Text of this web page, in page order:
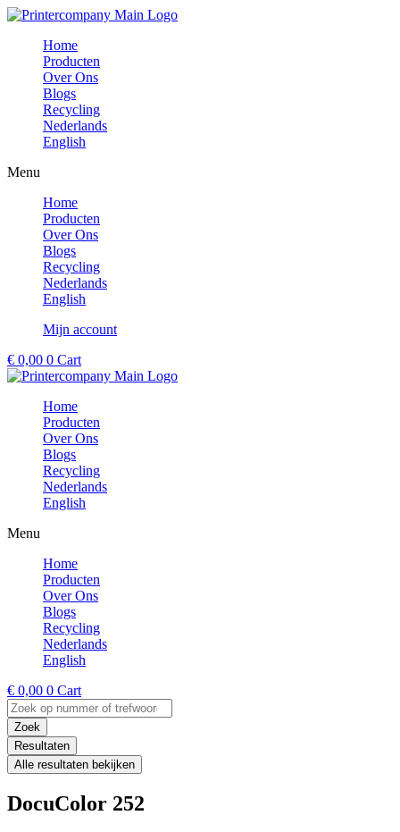
Ga
inhoud
Home
Producten
Over Ons
Blogs
Recycling
Nederlands
English
Menu
Home
Producten
Over Ons
Blogs
Recycling
Nederlands
English
Mijn account
€ 0,00 0 Cart
Home
Producten
Over Ons
Blogs
Recycling
Nederlands
English
Menu
Home
Producten
Over Ons
Blogs
Recycling
Nederlands
English
€ 0,00 0 Cart
Search
...Zoek
Resultaten
Alle resultaten bekijken
DocuColor 252